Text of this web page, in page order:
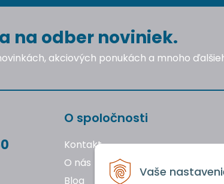
Vaše
na odber noviniek.
akciových ponukách a mnoho
O spoločnosti
Kontakt
O nás
Blog